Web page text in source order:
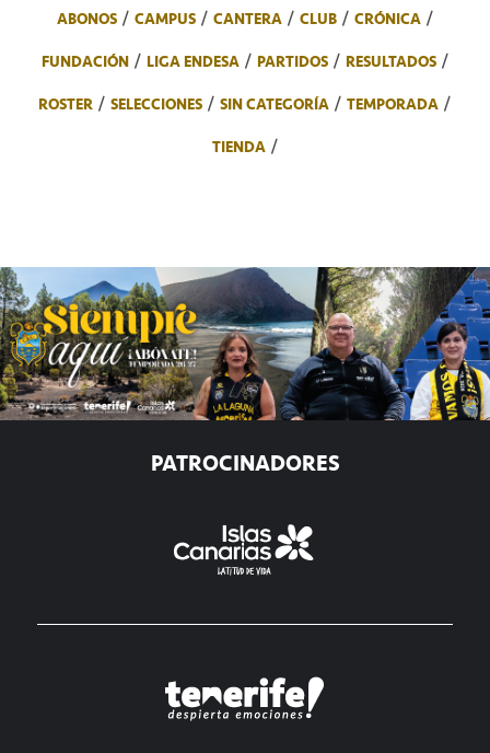
ABONOS CAMPUS CANTERA CLUB
CRÓNICA
FUNDACIÓN
LIGA ENDESA PARTIDOS
RESULTADOS
ROSTER
SELECCIONES SIN CATEGORÍA
TEMPORADA
TIENDA
PATROCINADORES